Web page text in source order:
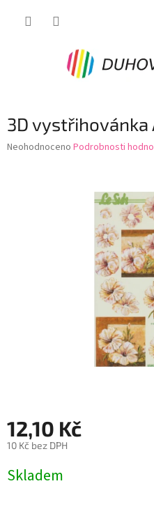
3D vystřihovánka
Průměrné
Neohodnoceno Podrobnosti
12,10 Kč
10 Kč bez DPH
cena:
Skladem